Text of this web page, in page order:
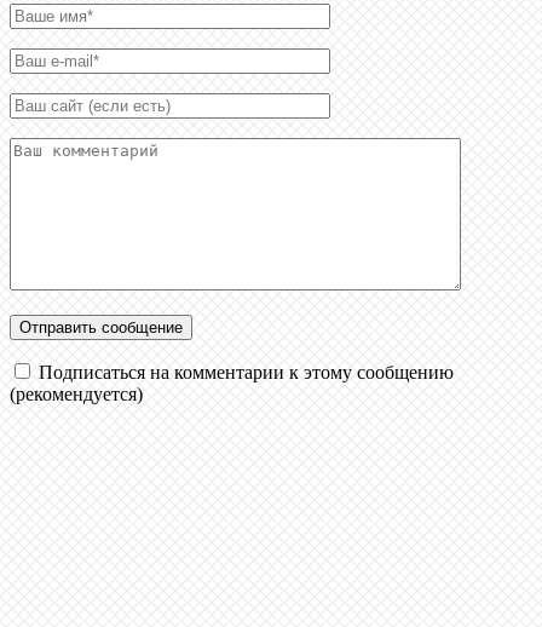
Подписаться на комментарии к этому сообщению
(рекомендуется)